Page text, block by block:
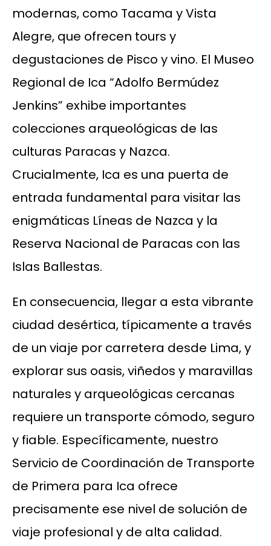
modernas, como Tacama y Vista
Alegre, que ofrecen tours y
degustaciones de Pisco y vino. El Museo
Regional de Ica “Adolfo Bermúdez
Jenkins” exhibe importantes
colecciones arqueológicas de las
culturas Paracas y Nazca.
Crucialmente, Ica es una puerta de
entrada fundamental para visitar las
enigmáticas Líneas de Nazca y la
Reserva Nacional de Paracas con las
Islas Ballestas.
En consecuencia, llegar a esta vibrante
ciudad desértica, típicamente a través
de un viaje por carretera desde Lima, y
explorar sus oasis, viñedos y maravillas
naturales y arqueológicas cercanas
requiere un transporte cómodo, seguro
y fiable. Específicamente, nuestro
Servicio de Coordinación de Transporte
de Primera para Ica ofrece
precisamente ese nivel de solución de
viaje profesional y de alta calidad.